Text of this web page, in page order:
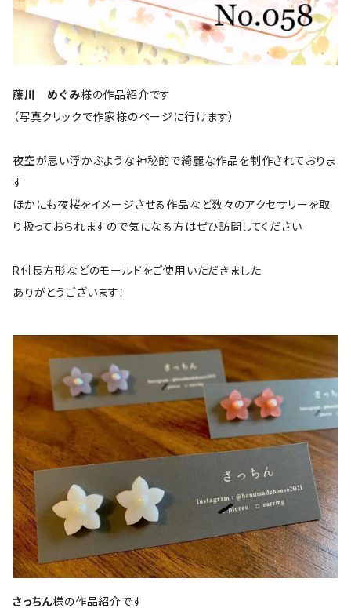
藤川 めぐみ様の作品紹介です
（写真クリックで作家様のページに行けます）
夜空が思い浮かぶような神秘的で綺麗な作品を制作されておりま
す
ほかにも夜桜をイメージさせる作品など数々のアクセサリーを取
り扱っておられますので気になる方はぜひ訪問してください
R付長方形などのモールドをご使用いただきました
ありがとうございます！
さっちん様の作品紹介です